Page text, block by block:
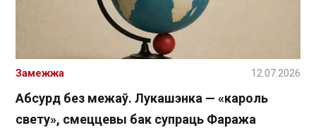
Абсурд без межаў. Лукашэнка — «кароль
свету», смеццевы бак супраць Фаража
Замежжа 12.07.2026